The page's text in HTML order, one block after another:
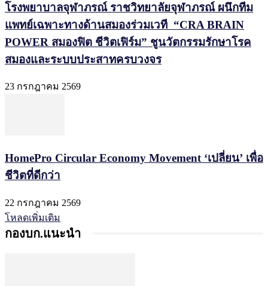
โรงพยาบาลจุฬาภรณ์ ราชวิทยาลัยจุฬาภรณ์ ผนึกทีม
แพทย์เฉพาะทางด้านสมองร่วมเวที “CRA BRAIN
POWER สมองฟิต ชีวิตเฟิร์ม” ชูนวัตกรรมรักษาโรค
สมองและระบบประสาทครบวงจร
23 กรกฎาคม 2569
HomePro Circular Economy Movement ‘เปลี่ยน’ เพื่อ
ชีวิตที่ดีกว่า
22 กรกฎาคม 2569
โหลดเพิ่มเติม
กองบก.แนะนำ